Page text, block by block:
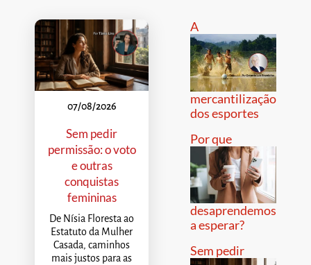
07/08/2026
Sem pedir
permissão: o voto
e outras
conquistas
femininas
De Nísia Floresta ao
Estatuto da Mulher
Casada, caminhos
mais justos para as
A
mercantilização
dos esportes
Por que
desaprendemos
a esperar?
Sem pedir